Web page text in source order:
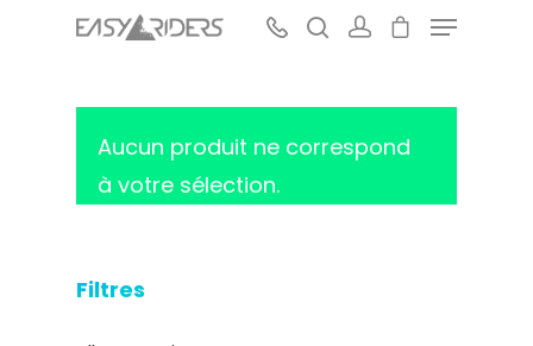
Hit enter to search or ESC to close
Filtres
Aucun produit ne correspond
à votre sélection.